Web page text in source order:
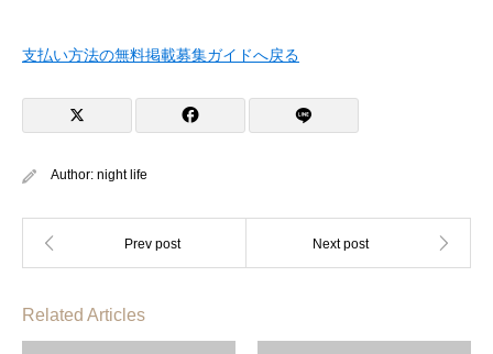
支払い方法の無料掲載募集ガイドへ戻る
Author: night life
Related Articles